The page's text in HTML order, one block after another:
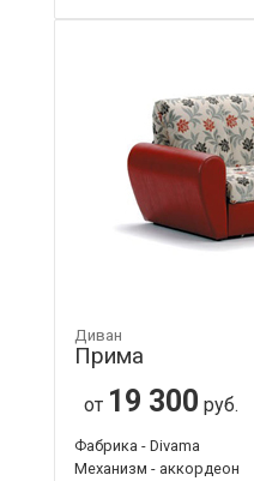
Диван
Прима
от 19 300 руб.
Фабрика - Divama
Механизм - аккордеон